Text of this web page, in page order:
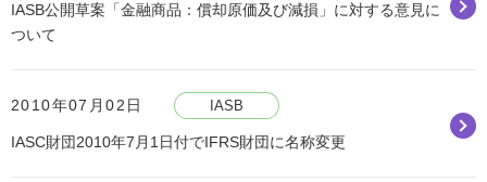
IASB公開草案「金融商品：償却原価及び減損」に対する意見に
ついて
2010年07月02日 IASB
IASC財団2010年7月1日付でIFRS財団に名称変更